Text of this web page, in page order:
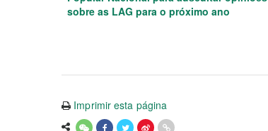
sobre as LAG para o próximo ano
Imprimir esta página